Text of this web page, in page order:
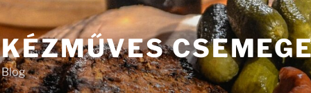
KÉZMŰVES
Blog